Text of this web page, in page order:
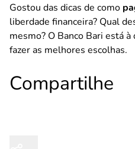
Gostou das dicas de como
liberdade financeira? Qual
mesmo? O Banco Bari está
fazer as melhores escolhas.
Compartilhe